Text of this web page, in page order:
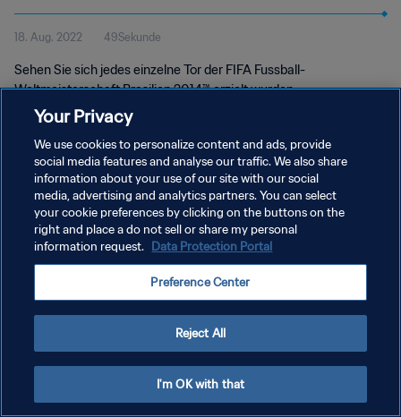
Weltmeisterschaft Brasilien 2014™
18. Aug. 2022 49Sekunde
Sehen Sie sich jedes einzelne Tor der FIFA Fussball-
Weltmeisterschaft Brasilien 2014™ erzielt wurden.
DATENSCHUTZ
NUTZUNGSBEDINGUNGEN
COOKIE-EINSTELLUNGEN VERWALTEN
Your Privacy
We use cookies to personalize content and ads, provide
social media features and analyse our traffic. We also share
information about your use of our site with our social
media, advertising and analytics partners. You can select
your cookie preferences by clicking on the buttons on the
right and place a do not sell or share my personal
information request. Data Protection Portal
Preference Center
Reject All
I'm OK with that